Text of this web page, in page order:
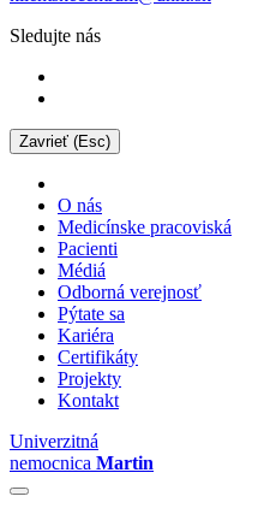
Sledujte nás
Zavrieť (Esc)
O nás
Medicínske pracoviská
Pacienti
Médiá
Odborná verejnosť
Pýtate sa
Kariéra
Certifikáty
Projekty
Kontakt
Univerzitná
nemocnica Martin